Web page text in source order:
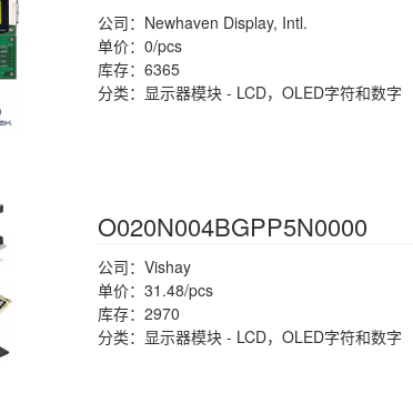
公司：Newhaven Display, Intl.
单价：0/pcs
库存：6365
分类：显示器模块 - LCD，OLED字符和数字
O020N004BGPP5N0000
公司：Vishay
单价：31.48/pcs
库存：2970
分类：显示器模块 - LCD，OLED字符和数字